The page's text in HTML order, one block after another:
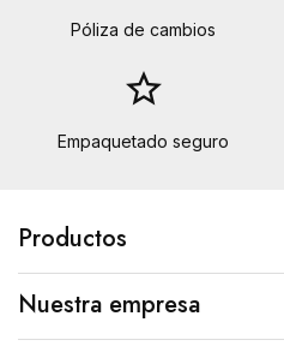
Póliza de cambios
star_border
Empaquetado seguro
Productos
Nuestra empresa